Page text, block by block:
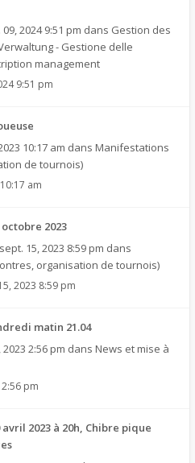
2024 9:51 pm dans Gestion des
- Gestione delle
management
9:51 pm
10:17 am dans Manifestations
de tournois)
am
2023
15, 2023 8:59 pm dans
organisation de tournois)
2023 8:59 pm
matin 21.04
2:56 pm dans News et mise à
pm
2023 à 20h, Chibre pique